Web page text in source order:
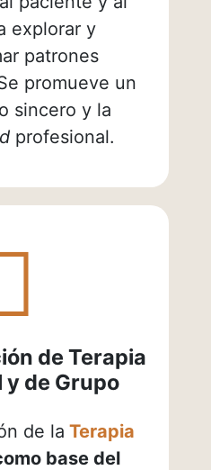
explorar y
patrones
promueve un
sincero y la
profesional.
de Terapia
de Grupo
de la Terapia
base del